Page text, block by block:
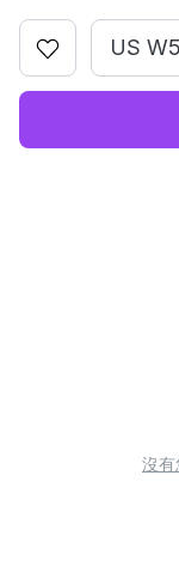
US W5
沒有